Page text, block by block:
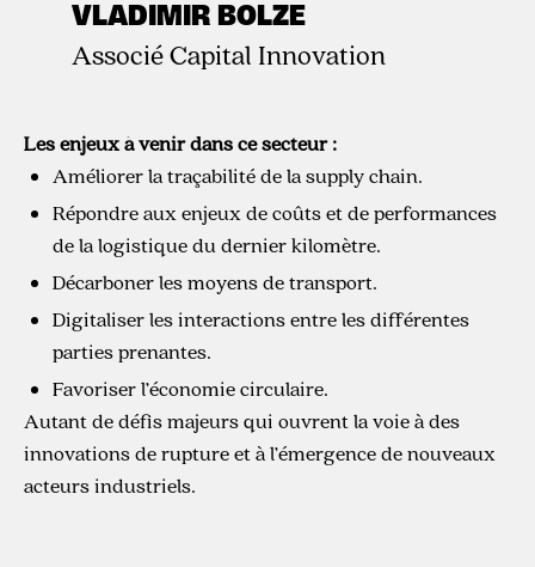
VLADIMIR BOLZE
Associé Capital Innovation
Les enjeux à venir dans ce secteur :
Améliorer la traçabilité de la supply chain.
Répondre aux enjeux de coûts et de performances
de la logistique du dernier kilomètre.
Décarboner les moyens de transport.
Digitaliser les interactions entre les différentes
parties prenantes.
Favoriser l’économie circulaire.
Autant de défis majeurs qui ouvrent la voie à des
innovations de rupture et à l’émergence de nouveaux
acteurs industriels.